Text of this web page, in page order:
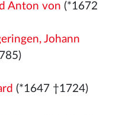
Anton von (*1672
Johann
(*1647 †1724)